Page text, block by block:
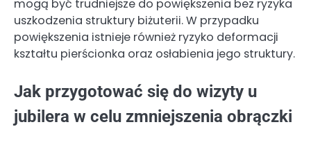
mogą być trudniejsze do powiększenia bez ryzyka
uszkodzenia struktury biżuterii. W przypadku
powiększenia istnieje również ryzyko deformacji
kształtu pierścionka oraz osłabienia jego struktury.
Jak przygotować się do wizyty u
jubilera w celu zmniejszenia obrączki